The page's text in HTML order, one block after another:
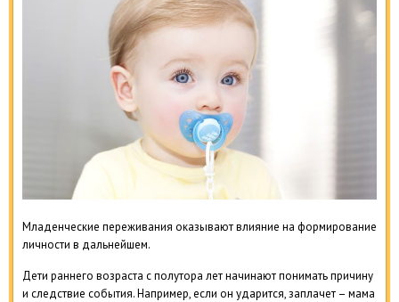
Младенческие переживания оказывают влияние на формирование
личности в дальнейшем.
Дети раннего возраста с полутора лет начинают понимать причину
и следствие события. Например, если он ударится, заплачет – мама